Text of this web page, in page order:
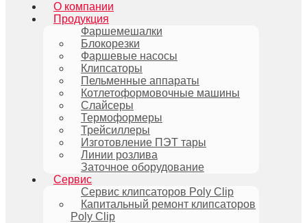
О компании
Продукция
Фаршемешалки
Блокорезки
Фаршевые насосы
Клипсаторы
Пельменные аппараты
Котлетоформовочные машины
Слайсеры
Термоформеры
Трейсиллеры
Изготовление ПЭТ тары
Линии розлива
Заточное оборудование
Сервис
Сервис клипсаторов Poly Clip
Капитальный ремонт клипсаторов
Poly Clip